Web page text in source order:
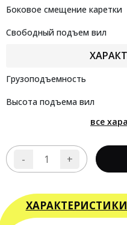
5
Боковое смещение каретки
Свободный подъем вил
Грузоподъемность
Высота подъема вил
все
-
Количество
Вилочный
погрузчик
дизельный
+
ХАРАКТЕРИСТИКИ